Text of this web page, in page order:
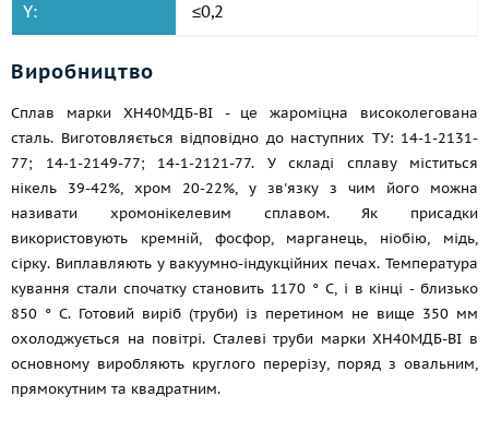
Y: ≤0,2
Виробництво
Сплав марки ХН40МДБ-ВІ - це жароміцна високолегована
сталь. Виготовляється відповідно до наступних ТУ: 14-1-2131-
77; 14-1-2149-77; 14-1-2121-77. У складі сплаву міститься
нікель 39-42%, хром 20-22%, у зв'язку з чим його можна
називати хромонікелевим сплавом. Як присадки
використовують кремній, фосфор, марганець, ніобію, мідь,
сірку. Виплавляють у вакуумно-індукційних печах. Температура
кування стали спочатку становить 1170 ° C, і в кінці - близько
850 ° C. Готовий виріб (труби) із перетином не вище 350 мм
охолоджується на повітрі. Сталеві труби марки ХН40МДБ-ВІ в
основному виробляють круглого перерізу, поряд з овальним,
прямокутним та квадратним.